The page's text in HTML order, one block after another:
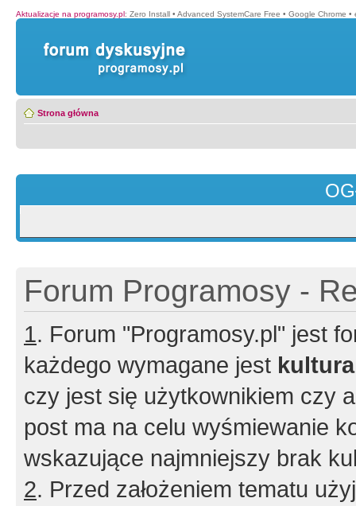
Aktualizacje na programosy.pl: Zero Install • Advanced SystemCare Free • Google Chrome •
Strona główna
Forum Programosy -
1. Forum "Programosy.pl" jest
każdego wymagane jest
czy jest się użytkownikiem czy
post ma na celu wyśmiewanie
wskazujące najmniejszy brak
2. Przed założeniem tematu